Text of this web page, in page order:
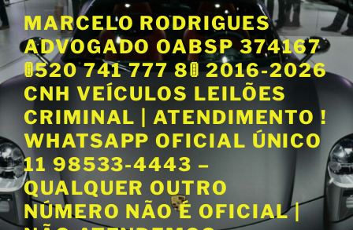
P
u
a
r
r
a
o
c
o
MARCELO RODRIGUES
ADVOGADO OABSP 374167
🚦520 741 777 8🚦 2016-2026
CNH VEÍCULOS LEILÕES
CRIMINAL | ATENDIMENTO !
WHATSAPP OFICIAL ÚNICO
11 98533-4443 –
QUALQUER OUTRO
NÚMERO NÃO É OFICIAL |